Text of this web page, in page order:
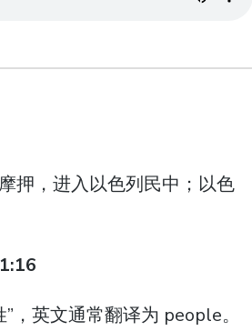
押，进入以色列民中；以色